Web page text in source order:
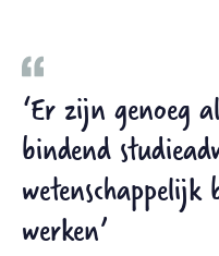
‘Er zijn genoeg
bindend
wetenschappelijk
werken’